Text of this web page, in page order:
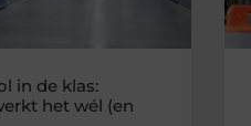
in de klas:
het wél (en